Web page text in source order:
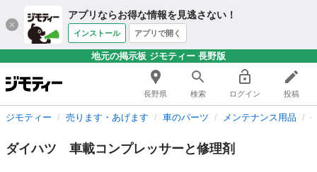
アプリならお得な情報を見逃さない！
インストール アプリで開く
地元の掲示板 ジモティー 長野版
長野県 検索 ログイン 投稿
ジモティー 売ります・あげます 車のパーツ メンテナンス用品
ダイハツ 車載コンプレッサーと修理剤